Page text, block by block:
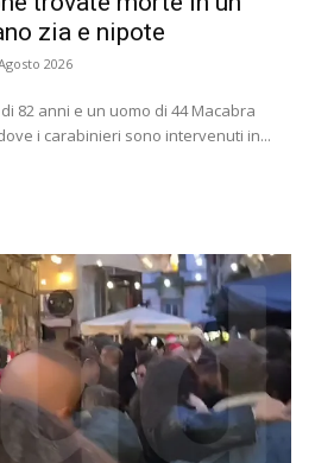
zia e nipote
2026
82 anni e un uomo di 44 Macabra
i carabinieri sono intervenuti in...